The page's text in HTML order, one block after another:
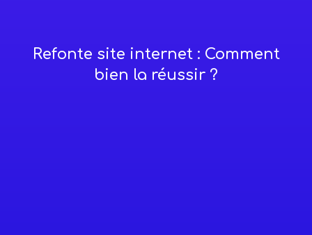
Refonte site internet : Comment
bien la réussir ?